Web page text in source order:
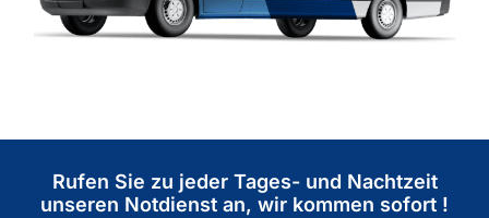
Rufen Sie zu jeder Tages- und Nachtzeit
unseren Notdienst an, wir kommen sofort !